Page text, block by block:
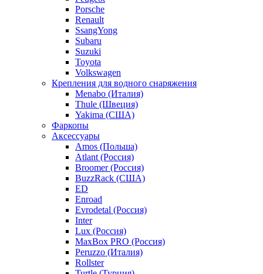
Porsche
Renault
SsangYong
Subaru
Suzuki
Toyota
Volkswagen
Крепления для водного снаряжения
Menabo (Италия)
Thule (Швеция)
Yakima (США)
Фаркопы
Аксессуары
Amos (Польша)
Atlant (Россия)
Broomer (Россия)
BuzzRack (США)
ED
Enroad
Evrodetal (Россия)
Inter
Lux (Россия)
MaxBox PRO (Россия)
Peruzzo (Италия)
Rollster